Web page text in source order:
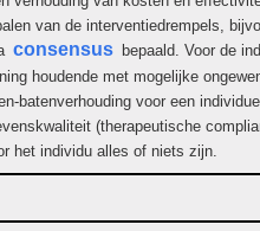
van de interventiedrempels,
consensus
bepaald. Voor de
houdende met mogelijke
batenverhouding voor een
(therapeutische
het individu alles of niets zijn.